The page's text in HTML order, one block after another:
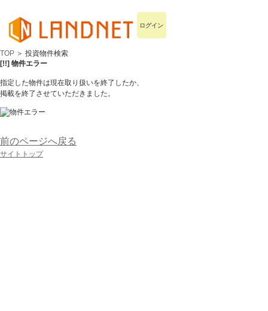
ログイン
TOP ＞ 投資物件検索
[!!] 物件エラー
指定した物件は現在取り扱いを終了したか、
掲載を終了させていただきました。
前のページへ戻る
サイトトップ